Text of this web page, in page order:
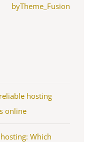
byTheme_Fusion
hosting
online
Which